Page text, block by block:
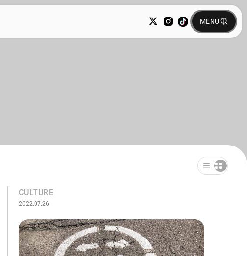
CULTURE
2022.07.26